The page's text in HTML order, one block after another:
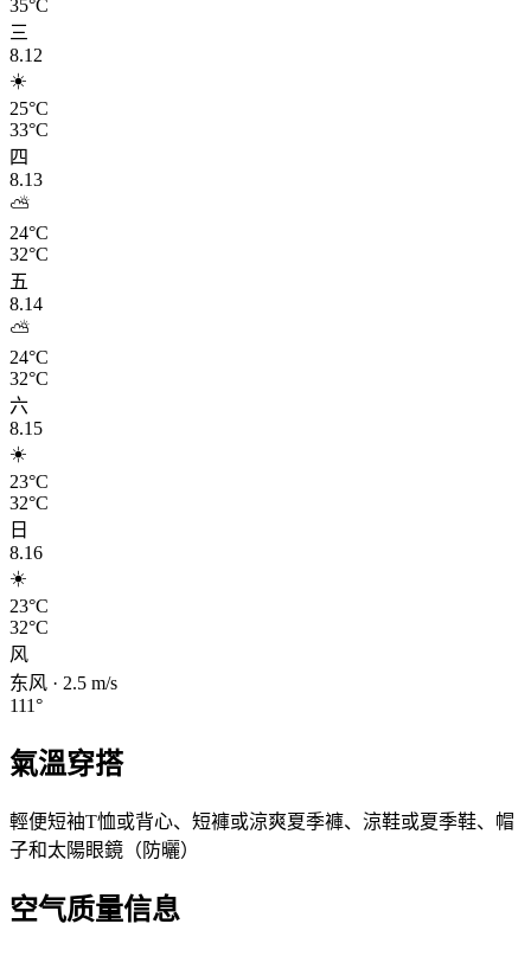
35°C
三
8.12
☀️
25°C
33°C
四
8.13
⛅
24°C
32°C
五
8.14
⛅
24°C
32°C
六
8.15
☀️
23°C
32°C
日
8.16
☀️
23°C
32°C
风
东风 · 2.5 m/s
111°
氣溫穿搭
輕便短袖T恤或背心、短褲或涼爽夏季褲、涼鞋或夏季鞋、帽
子和太陽眼鏡（防曬）
空气质量信息